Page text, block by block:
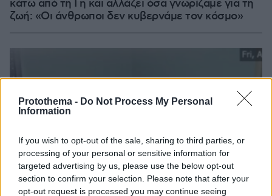
Protothema - Do Not Process My Personal
Information
If you wish to opt-out of the sale, sharing to third parties, or
processing of your personal or sensitive information for
targeted advertising by us, please use the below opt-out
section to confirm your selection. Please note that after your
opt-out request is processed you may continue seeing
κάτω από τη Γη και αλλάζει όσα γνωρίζαμε για τη
ζωή: «Οι άνθρωποι δεν κυβερνάμε τον κόσμο»